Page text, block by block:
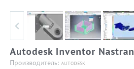
Autodesk Inventor Nastran
Производитель: AUTODESK